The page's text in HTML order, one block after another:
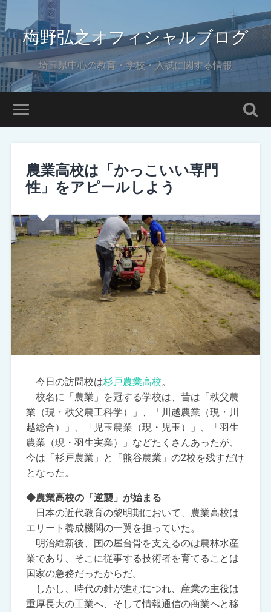
梅野弘之オフィシャルブログ
埼玉県中心の教育・学校・入試に関する情報
農業高校は「かっこいい専門
性」をアピールしよう
今日の訪問校は杉戸農業高校。
校名に「農業」を冠する学校は、昔は「秩父農
業（現・秩父農工科学）」、「川越農業（現・川
越総合）」、「児玉農業（現・児玉）」、「羽生
農業（現・羽生実業）」などたくさんあったが、
今は「杉戸農業」と「熊谷農業」の2校を残すだけ
となった。
◆農業高校の「逆襲」が始まる
日本の近代教育の黎明期において、農業高校は
エリート養成機関の一翼を担っていた。
明治維新後、国の屋台骨を支えるのは農林水産
業であり、そこに従事する技術者を育てることは
国家の急務だったからだ。
しかし、時代の針が進むにつれ、産業の主役は
重厚長大の工業へ、そして情報通信の商業へと移